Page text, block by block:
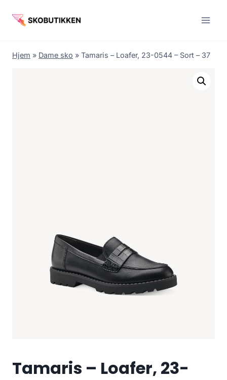
Hjem » Dame sko » Tamaris – Loafer, 23-0544 – Sort – 37
Tamaris – Loafer, 23-